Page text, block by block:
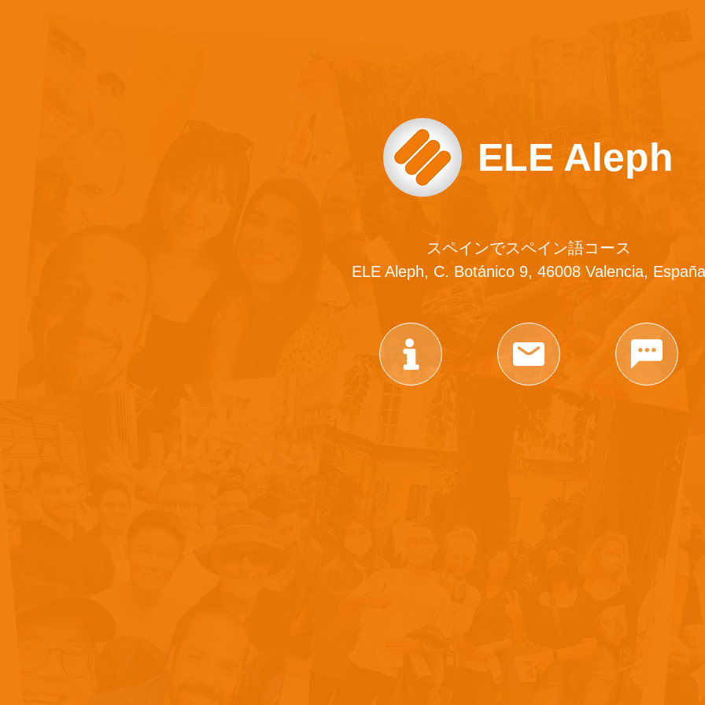
ELE Aleph
スペインでスペイン語コース
ELE Aleph, C. Botánico 9, 46008 Valencia, España